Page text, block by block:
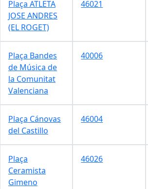
Plaça ATLETA
JOSE ANDRES
(EL ROGET)
46021
Plaça Bandes
de Música de
la Comunitat
Valenciana
40006
Plaça Cánovas
del Castillo
46004
Plaça
Ceramista
Gimeno
46026